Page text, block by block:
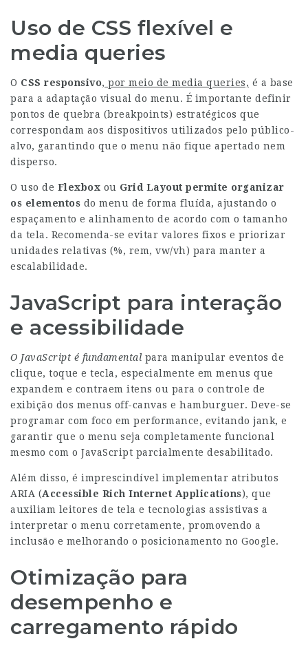
Uso de CSS flexível e
media queries
O CSS responsivo, por meio de media queries, é a base
para a adaptação visual do menu. É importante definir
pontos de quebra (breakpoints) estratégicos que
correspondam aos dispositivos utilizados pelo público-
alvo, garantindo que o menu não fique apertado nem
disperso.
O uso de Flexbox ou Grid Layout permite organizar
os elementos do menu de forma fluída, ajustando o
espaçamento e alinhamento de acordo com o tamanho
da tela. Recomenda-se evitar valores fixos e priorizar
unidades relativas (%, rem, vw/vh) para manter a
escalabilidade.
JavaScript para interação
e acessibilidade
O JavaScript é fundamental para manipular eventos de
clique, toque e tecla, especialmente em menus que
expandem e contraem itens ou para o controle de
exibição dos menus off-canvas e hamburguer. Deve-se
programar com foco em performance, evitando jank, e
garantir que o menu seja completamente funcional
mesmo com o JavaScript parcialmente desabilitado.
Além disso, é imprescindível implementar atributos
ARIA (Accessible Rich Internet Applications), que
auxiliam leitores de tela e tecnologias assistivas a
interpretar o menu corretamente, promovendo a
inclusão e melhorando o posicionamento no Google.
Otimização para
desempenho e
carregamento rápido